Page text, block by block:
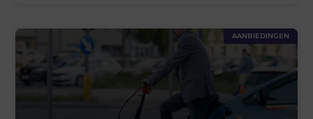
AANBIEDINGEN